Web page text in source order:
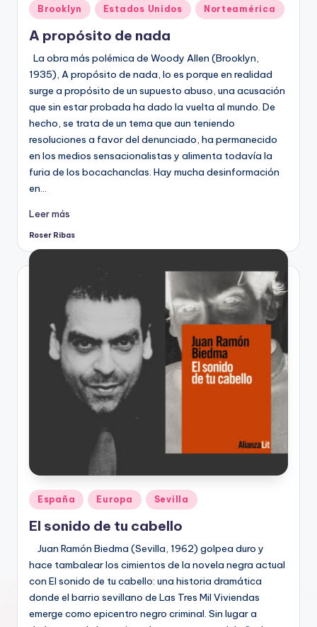
Publicado
en
Brooklyn Estados Unidos Norteamérica
A propósito de nada
La obra más polémica de Woody Allen (Brooklyn,
1935), A propósito de nada, lo es porque en realidad
surge a propósito de un supuesto abuso, una acusación
que sin estar probada ha dado la vuelta al mundo. De
hecho, se trata de un tema que aun teniendo
resoluciones a favor del denunciado, ha permanecido
en los medios sensacionalistas y alimenta todavía la
furia de los bocachanclas. Hay mucha desinformación
en…
Leer más
Publicado
por
Roser Ribas
Publicado
en
España Europa Sevilla
El sonido de tu cabello
Juan Ramón Biedma (Sevilla, 1962) golpea duro y
hace tambalear los cimientos de la novela negra actual
con El sonido de tu cabello: una historia dramática
donde el barrio sevillano de Las Tres Mil Viviendas
emerge como epicentro negro criminal. Sin lugar a